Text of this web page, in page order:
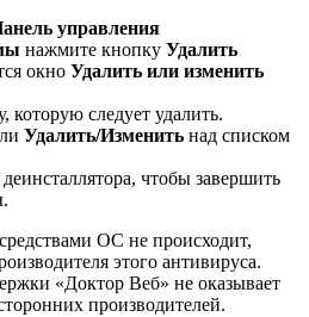
управления
нажмите кнопку Удалить
окно Удалить или изменить
которую следует удалить.
Удалить/Изменить над списком
чтобы завершить
ОС не происходит,
этого антивируса.
«Доктор Веб» не оказывает
производителей.